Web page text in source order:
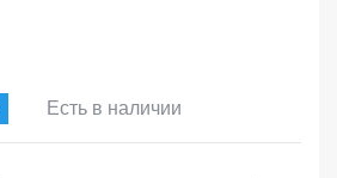
Есть в наличии